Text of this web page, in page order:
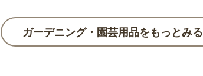
ガーデニング・園芸用品をもっとみる